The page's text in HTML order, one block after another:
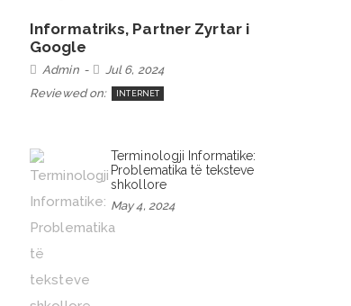
Informatriks, Partner Zyrtar i
Google
Admin
Jul 6, 2024
Reviewed on:
INTERNET
Terminologji Informatike:
Problematika të teksteve
shkollore
May 4, 2024